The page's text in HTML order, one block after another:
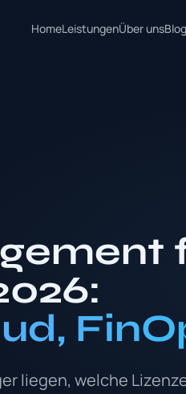
HomeLeistungenÜber unsBlog
liegen, welche